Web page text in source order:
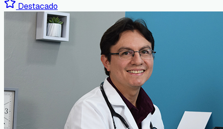
Destacado